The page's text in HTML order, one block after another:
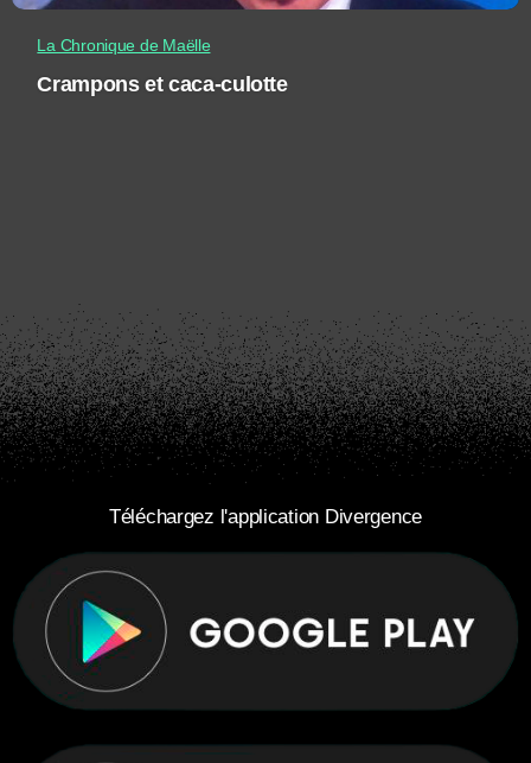
La Chronique de Maëlle
Crampons et caca-culotte
Téléchargez l'application Divergence